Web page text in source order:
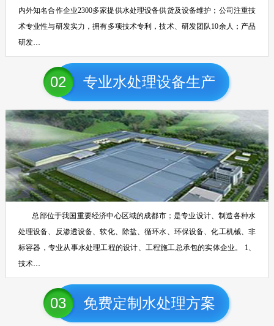
内外知名合作企业2300多家提供水处理设备供货及设备维护；公司注重技
术专业性与研发实力，拥有多项技术专利，技术、研发团队10余人；产品
研发…
02 专业水处理设备生产
总部位于我国重要经济中心区域的成都市；是专业设计、制造各种水
处理设备、反渗透设备、软化、除盐、循环水、环保设备、化工机械、非
标容器，专业从事水处理工程的设计、工程施工总承包的实体企业。 1、
技术…
03 免费定制水处理方案